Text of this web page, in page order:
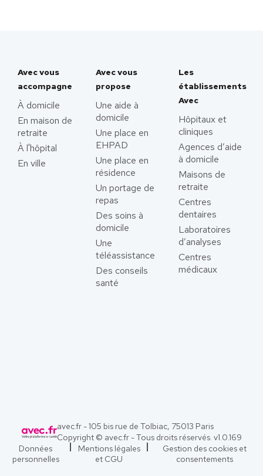
Avec vous
accompagne
À domicile
En maison de
retraite
À l'hôpital
En ville
Avec vous
propose
Une aide à
domicile
Une place en
EHPAD
Une place en
résidence
Un portage de
repas
Des soins à
domicile
Une
téléassistance
Des conseils
santé
Les
établissements
Avec
Hôpitaux et
cliniques
Agences d’aide
à domicile
Maisons de
retraite
Centres
dentaires
Laboratoires
d’analyses
Centres
médicaux
avec.fr - 105 bis rue de Tolbiac, 75013 Paris
Copyright © avec.fr - Tous droits réservés. v1.0.169
Données
personnelles
Mentions légales
et CGU
Gestion des cookies et
consentements